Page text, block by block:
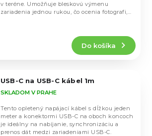
Do košíka
v teréne. Umožňuje bleskovú výmenu
zariadenia jednou rukou, čo ocenia fotografi,
USB-C na USB-C kábel 1m
SKLADOM V PRAHE
Tento opletený napájací kábel s dĺžkou jeden
meter a konektormi USB-C na oboch koncoch
je ideálny na nabíjanie, synchronizáciu a
prenos dát medzi zariadeniami USB-C.